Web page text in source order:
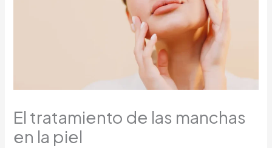
El tratamiento de las manchas
en la piel